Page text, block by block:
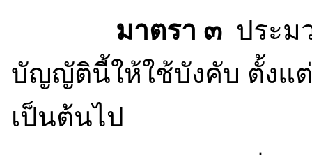
มาตรา ๓ ประม
บัญญัตินี้ให้ใช้บังคับ ตั้งแ
เป็นต้นไป